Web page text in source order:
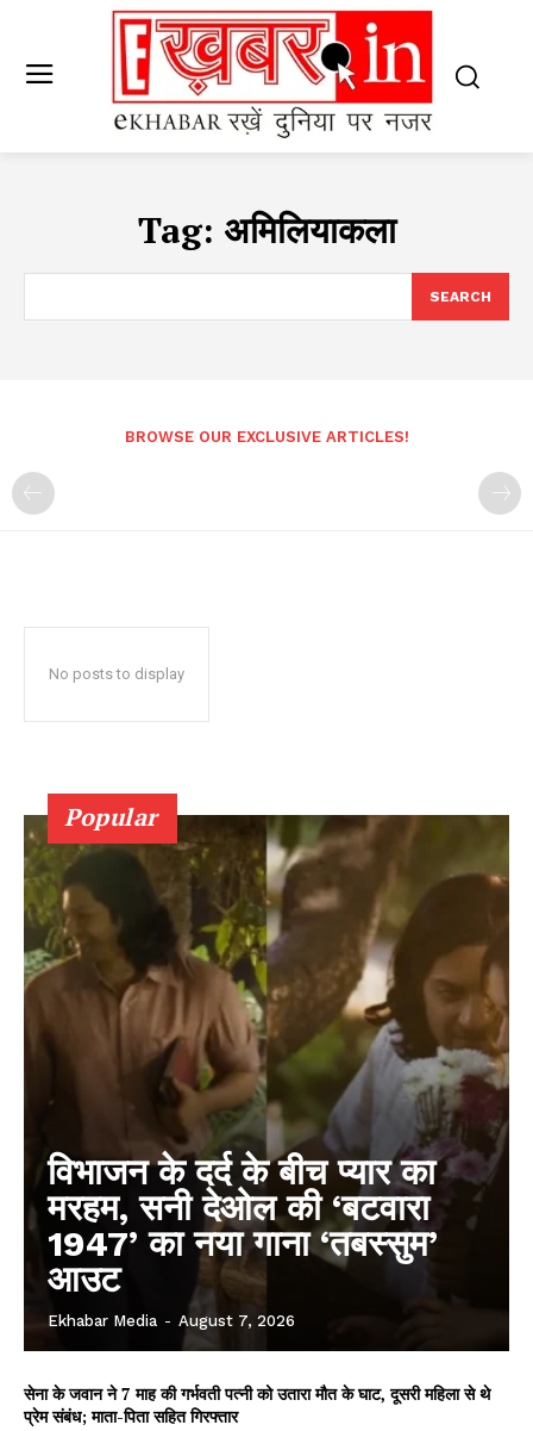
Tag: अमिलियाकला
SEARCH
BROWSE OUR EXCLUSIVE ARTICLES!
No posts to display
Popular
विभाजन के दर्द के बीच प्यार का
मरहम, सनी देओल की ‘बटवारा
1947’ का नया गाना ‘तबस्सुम’
आउट
Ekhabar Media - August 7, 2026
सेना के जवान ने 7 माह की गर्भवती पत्नी को उतारा मौत के घाट, दूसरी महिला से थे
प्रेम संबंध; माता-पिता सहित गिरफ्तार